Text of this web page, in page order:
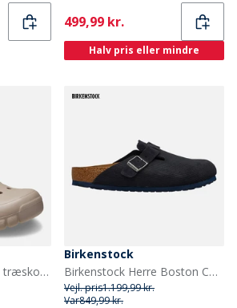
Current
499,99 kr.
Halv pris eller mindre
Crocs Offroad sports træsko Cobblestone/Truffle
Birkenstock
Birkenstock Herre Boston Corduroy Klipklapper Midnight
Vejl. pris1.199,99 kr.
Var849,99 kr.